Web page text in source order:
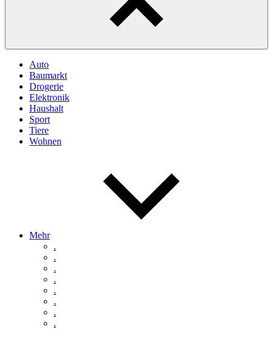
Auto
Baumarkt
Drogerie
Elektronik
Haushalt
Sport
Tiere
Wohnen
Mehr
.
.
.
.
.
.
.
.